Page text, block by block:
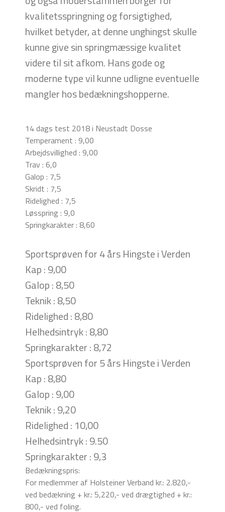
kvalitetsspringning og forsigtighed,
hvilket betyder, at denne unghingst skulle
kunne give sin springmæssige kvalitet
videre til sit afkom. Hans gode og
moderne type vil kunne udligne eventuelle
mangler hos bedækningshopperne.
14 dags test 2018 i Neustadt Dosse
Temperament : 9,00
Arbejdsvillighed : 9,00
Trav : 6,0
Galop : 7,5
Skridt : 7,5
Ridelighed : 7,5
Løsspring : 9,0
Springkarakter : 8,60
Sportsprøven for 4 års Hingste i Verden
Kap : 9,00
Galop : 8,50
Teknik : 8,50
Ridelighed : 8,80
Helhedsintryk : 8,80
Springkarakter : 8,72
Sportsprøven for 5 års Hingste i Verden
Kap : 8,80
Galop : 9,00
Teknik : 9,20
Ridelighed : 10,00
Helhedsintryk : 9.50
Springkarakter : 9,3
Bedækningspris:
For medlemmer af Holsteiner Verband kr.: 2.820,-
ved bedækning + kr.: 5,220,- ved drægtighed + kr.:
800,- ved foling.